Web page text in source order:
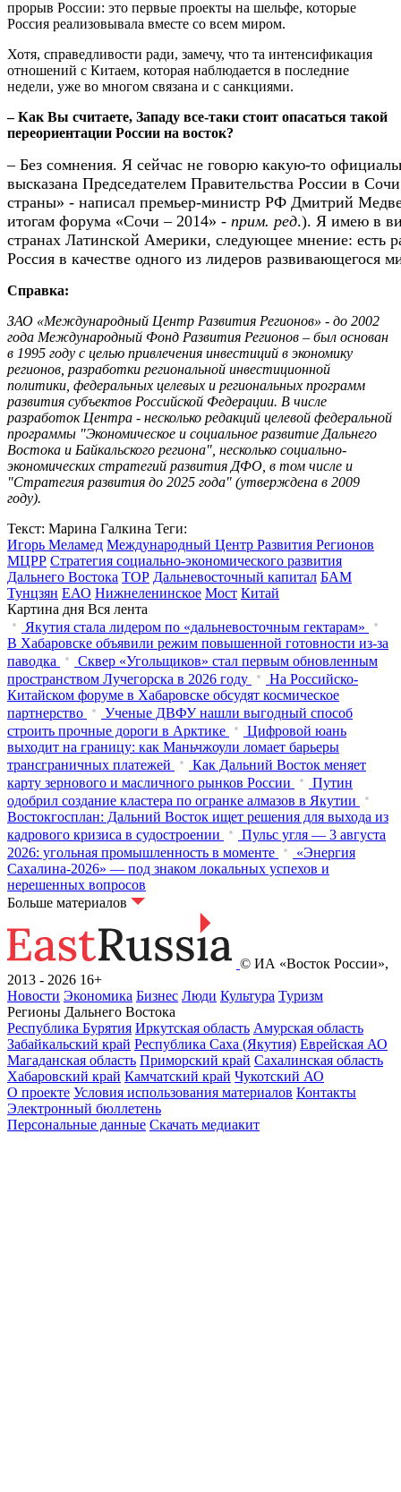
прорыв России: это первые проекты на шельфе, которые
Россия реализовывала вместе со всем миром.
Хотя, справедливости ради, замечу, что та интенсификация
отношений с Китаем, которая наблюдается в последние
недели, уже во многом связана и с санкциями.
– Как Вы считаете, Западу все-таки стоит опасаться такой
переориентации России на восток?
– Без сомнения. Я сейчас не говорю какую-то
высказана Председателем Правительства России в
страны» - написал премьер-министр РФ Дмитрий
итогам форума «Сочи – 2014» - прим. ред.). Я имею в
странах Латинской Америки, следующее мнение: есть
Россия в качестве одного из лидеров
Справка:
ЗАО «Международный Центр Развития Регионов» - до 2002
года Международный Фонд Развития Регионов – был основан
в 1995 году с целью привлечения инвестиций в экономику
регионов, разработки региональной инвестиционной
политики, федеральных целевых и региональных программ
развития субъектов Российской Федерации. В числе
разработок Центра - несколько редакций целевой федеральной
программы "Экономическое и социальное развитие Дальнего
Востока и Байкальского региона", несколько социально-
экономических стратегий развития ДФО, в том числе и
"Стратегия развития до 2025 года" (утверждена в 2009
году).
Текст: Марина Галкина Теги:
Игорь Меламед Международный Центр Развития Регионов
МЦРР Стратегия социально-экономического развития
Дальнего Востока ТОР Дальневосточный капитал БАМ
Тунцзян ЕАО Нижнеленинское Мост Китай
Картина дня Вся лента
Якутия стала лидером по «дальневосточным гектарам»
В Хабаровске объявили режим повышенной готовности из‑за
паводка
Сквер «Угольщиков» стал первым обновленным
пространством Лучегорска в 2026 году
На Российско-
Китайском форуме в Хабаровске обсудят космическое
партнерство
Ученые ДВФУ нашли выгодный способ
строить прочные дороги в Арктике
Цифровой юань
выходит на границу: как Маньчжоули ломает барьеры
трансграничных платежей
Как Дальний Восток меняет
карту зернового и масличного рынков России
Путин
одобрил создание кластера по огранке алмазов в Якутии
Востокгосплан: Дальний Восток ищет решения для выхода из
кадрового кризиса в судостроении
Пульс угля — 3 августа
2026: угольная промышленность в моменте
«Энергия
Сахалина-2026» — под знаком локальных успехов и
нерешенных вопросов
Больше материалов
© ИА «Восток России»,
2013 - 2026 16+
Новости Экономика Бизнес Люди Культура Туризм
Регионы Дальнего Востока
Республика Бурятия Иркутская область Амурская область
Забайкальский край Республика Саха (Якутия) Еврейская АО
Магаданская область Приморский край Сахалинская область
Хабаровский край Камчатский край Чукотский АО
О проекте Условия использования материалов Контакты
Электронный бюллетень
Персональные данные Скачать медиакит